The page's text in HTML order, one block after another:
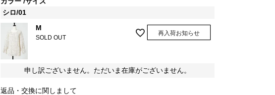
シロ/01
M
SOLD OUT
再入荷お知らせ
申し訳ございません。ただいま在庫がございません。
返品・交換に関しまして